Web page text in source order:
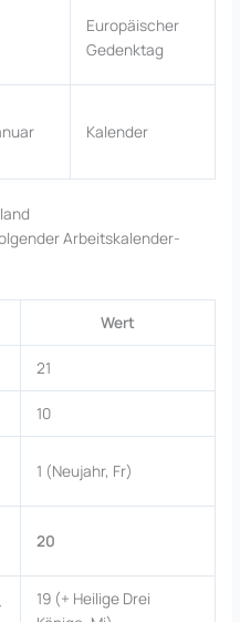
Europäischer
Gedenktag
Kalender
Arbeitskalender-
Wert
21
10
1 (Neujahr, Fr)
20
19 (+ Heilige Drei